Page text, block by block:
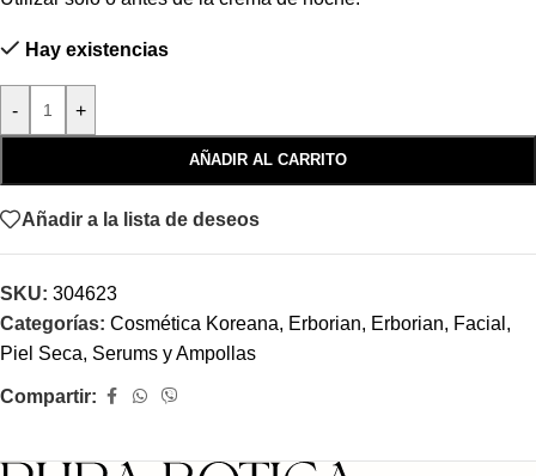
Hay existencias
- +
AÑADIR AL CARRITO
Añadir a la lista de deseos
SKU: 304623
Categorías: Cosmética Koreana, Erborian, Erborian, Facial ,
Piel Seca, Serums y Ampollas
Compartir: